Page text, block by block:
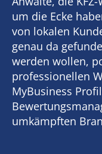
um die Ecke
von lokalen
genau da
werden wollen,
professionellen
MyBusiness
umkämpften